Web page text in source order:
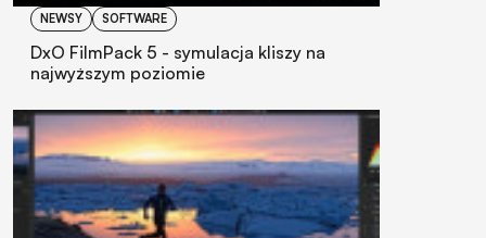
NEWSY SOFTWARE
DxO FilmPack 5 - symulacja kliszy na
najwyższym poziomie